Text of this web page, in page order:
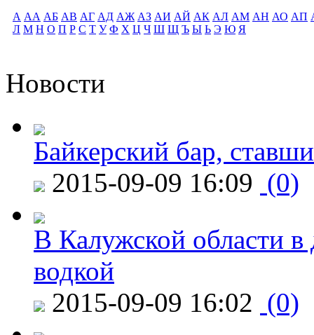
А АА АБ АВ АГ АД АЖ АЗ АИ АЙ АК АЛ АМ АН АО АП
Л М Н О П Р С Т У Ф Х Ц Ч Ш Щ Ъ Ы Ь Э Ю Я
Новости
Байкерский бар,
2015-09-09 16:09 (0)
В Калужской области в
водкой
2015-09-09 16:02 (0)